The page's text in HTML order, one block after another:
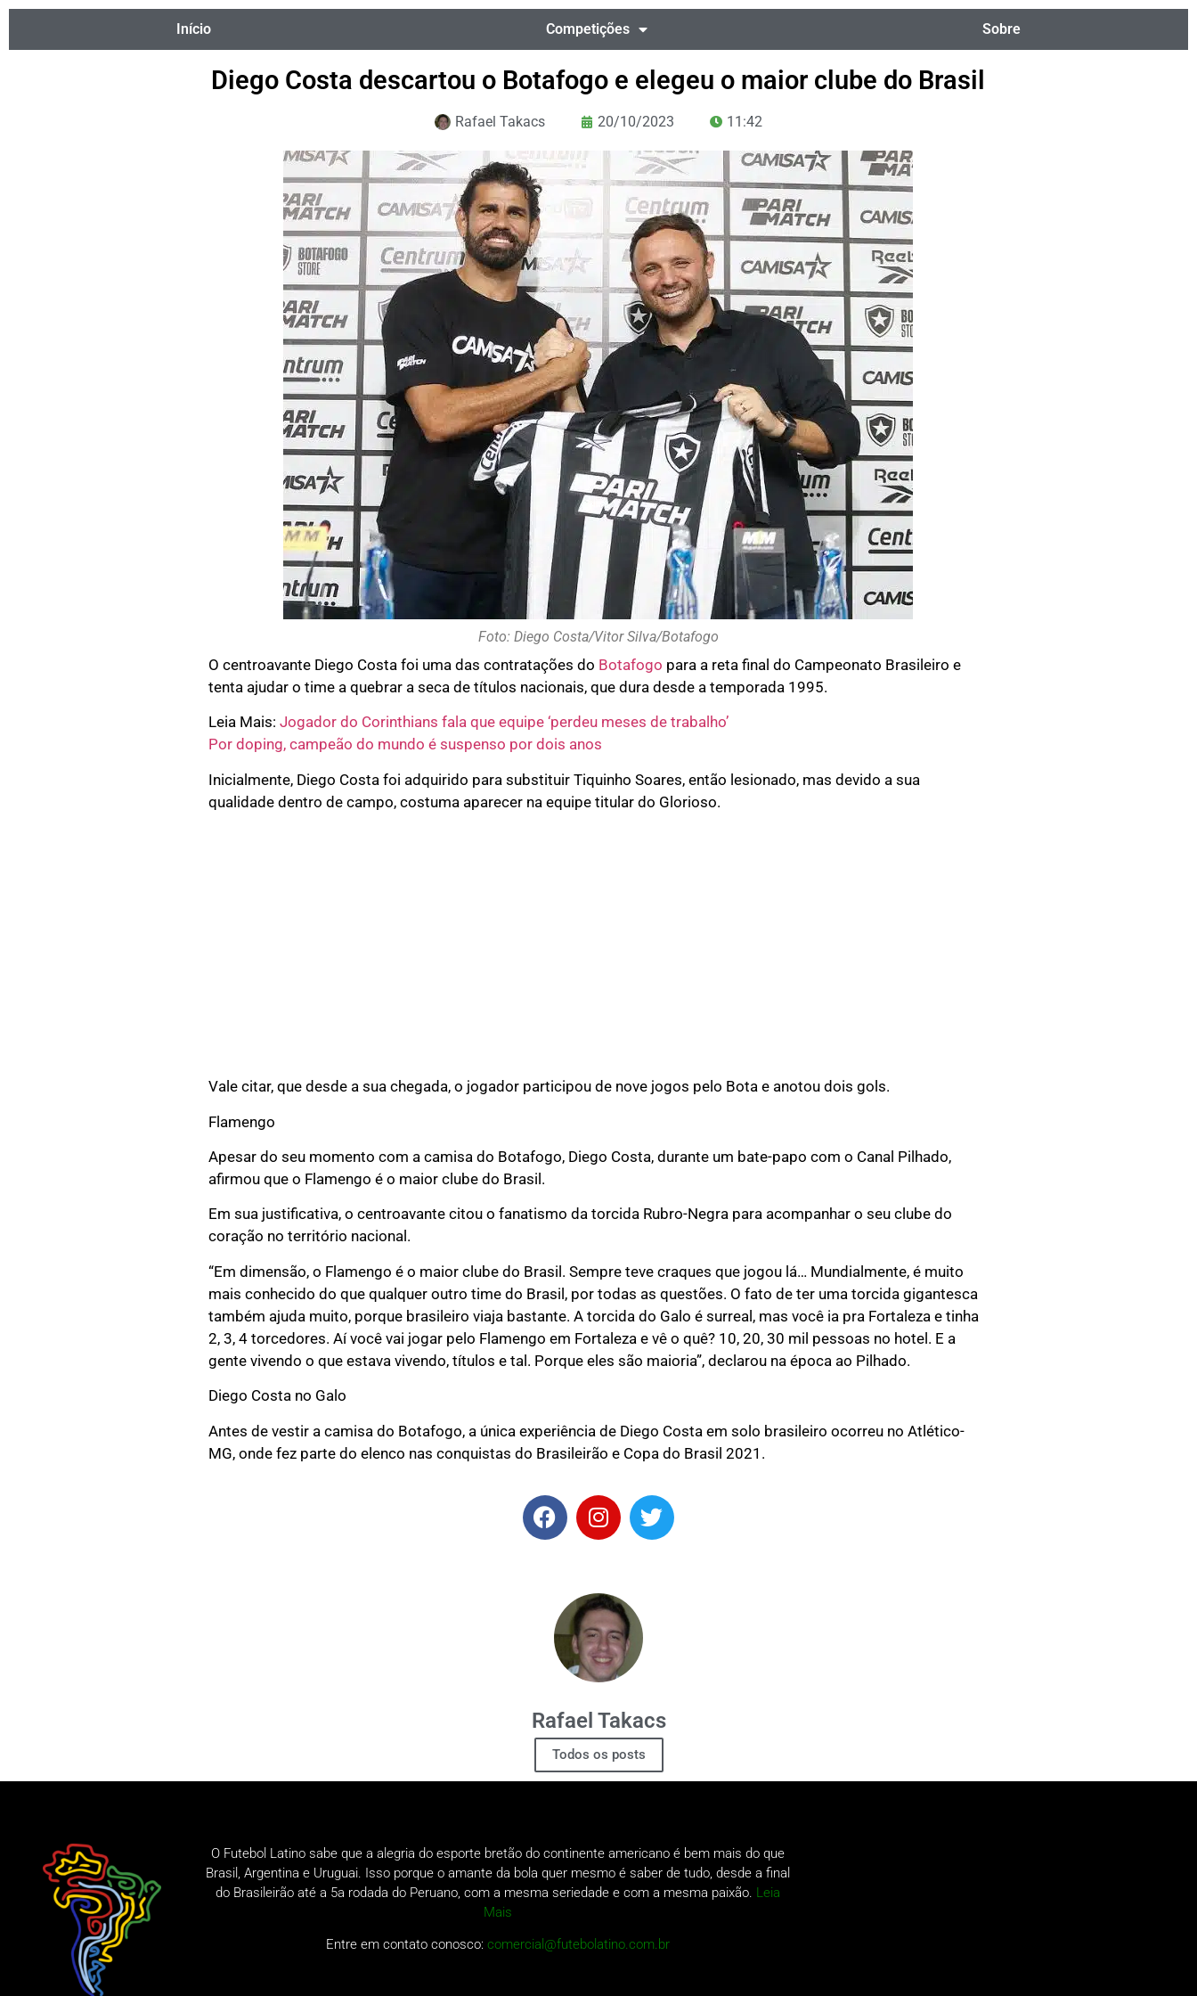
Início Competições Sobre
Diego Costa descartou o Botafogo e elegeu o maior clube do Brasil
Rafael Takacs 20/10/2023 11:42
Foto: Diego Costa/Vitor Silva/Botafogo
O centroavante Diego Costa foi uma das contratações do Botafogo para a reta final do Campeonato Brasileiro e
tenta ajudar o time a quebrar a seca de títulos nacionais, que dura desde a temporada 1995.
Leia Mais: Jogador do Corinthians fala que equipe ‘perdeu meses de trabalho’
Por doping, campeão do mundo é suspenso por dois anos
Inicialmente, Diego Costa foi adquirido para substituir Tiquinho Soares, então lesionado, mas devido a sua
qualidade dentro de campo, costuma aparecer na equipe titular do Glorioso.
Vale citar, que desde a sua chegada, o jogador participou de nove jogos pelo Bota e anotou dois gols.
Flamengo
Apesar do seu momento com a camisa do Botafogo, Diego Costa, durante um bate-papo com o Canal Pilhado,
afirmou que o Flamengo é o maior clube do Brasil.
Em sua justificativa, o centroavante citou o fanatismo da torcida Rubro-Negra para acompanhar o seu clube do
coração no território nacional.
“Em dimensão, o Flamengo é o maior clube do Brasil. Sempre teve craques que jogou lá… Mundialmente, é muito
mais conhecido do que qualquer outro time do Brasil, por todas as questões. O fato de ter uma torcida gigantesca
também ajuda muito, porque brasileiro viaja bastante. A torcida do Galo é surreal, mas você ia pra Fortaleza e tinha
2, 3, 4 torcedores. Aí você vai jogar pelo Flamengo em Fortaleza e vê o quê? 10, 20, 30 mil pessoas no hotel. E a
gente vivendo o que estava vivendo, títulos e tal. Porque eles são maioria”, declarou na época ao Pilhado.
Diego Costa no Galo
Antes de vestir a camisa do Botafogo, a única experiência de Diego Costa em solo brasileiro ocorreu no Atlético-
MG, onde fez parte do elenco nas conquistas do Brasileirão e Copa do Brasil 2021.
Rafael Takacs
Todos os posts
O Futebol Latino sabe que a alegria do esporte bretão do continente americano é bem mais do que
Brasil, Argentina e Uruguai. Isso porque o amante da bola quer mesmo é saber de tudo, desde a final
do Brasileirão até a 5a rodada do Peruano, com a mesma seriedade e com a mesma paixão. Leia
Mais
Entre em contato conosco:comercial@futebolatino.com.br